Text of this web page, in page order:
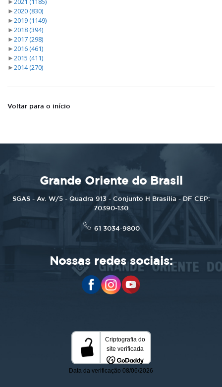
►2020(830)
►2019(1149)
►2018(394)
►2017(298)
►2016(461)
►2015 (411)
►2014(270)
Voltar para o início
Grande Oriente do Brasil
SGAS - Av. W/5 - Quadra 913 - Conjunto H Brasília - DF CEP:
70390-130
61 3034-9800
Nossas redes sociais: